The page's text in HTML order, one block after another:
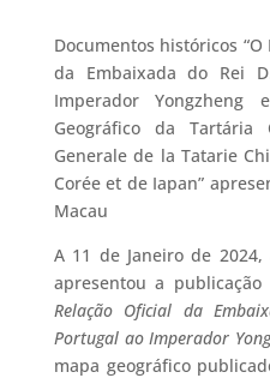
Documentos históricos
da Embaixada do Rei
Imperador Yongzheng
Geográfico da Tartária
Generale de la Tatarie
Corée et de Iapan”
Macau
A 11 de Janeiro de
apresentou a publicação
Relação Oficial da
Portugal ao Imperador
mapa geográfico